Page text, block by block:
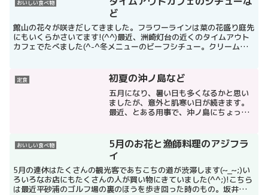
ですが、結構咲いて...
おいしい食べ物
ど
館山の花々が咲きだしてきました。フラワーラインは菜の花盛り庭先
にもいくらかさいてます!(^^)最近、洲崎灯台の近くのタイムアウト
カフェでたべました(^-^冬メニューのビーフシチュー。クリームシ
定食 初夏の沖ノ島など
五月になり、暑い日も多くなるかと思い
ましたが、意外と肌寒い日が続きます。
最近、とある用事で、沖ノ島にちょっと
ちが遠足か何かで来ていました。マップ
で場所を確認する－沖ノ島...
おいしい食べ物
5月のお花と漁師料理のアジフラ
イ
5月の連休はたくさんの観光客であちこちの道が渋滞します(~_~;)い
ろいろなお店にもたくさんの人が買い物にきていました(^^;)!こちら
は最近平砂浦のゴルフ場の裏のほうを歩き回った時のもの。坂井のあ